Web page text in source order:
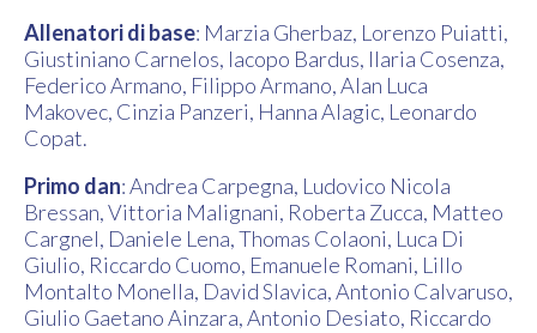
Allenatori di base: Marzia Gherbaz, Lorenzo Puiatti,
Giustiniano Carnelos, Iacopo Bardus, Ilaria Cosenza,
Federico Armano, Filippo Armano, Alan Luca
Makovec, Cinzia Panzeri, Hanna Alagic, Leonardo
Copat.
Primo dan: Andrea Carpegna, Ludovico Nicola
Bressan, Vittoria Malignani, Roberta Zucca, Matteo
Cargnel, Daniele Lena, Thomas Colaoni, Luca Di
Giulio, Riccardo Cuomo, Emanuele Romani, Lillo
Montalto Monella, David Slavica, Antonio Calvaruso,
Giulio Gaetano Ainzara, Antonio Desiato, Riccardo